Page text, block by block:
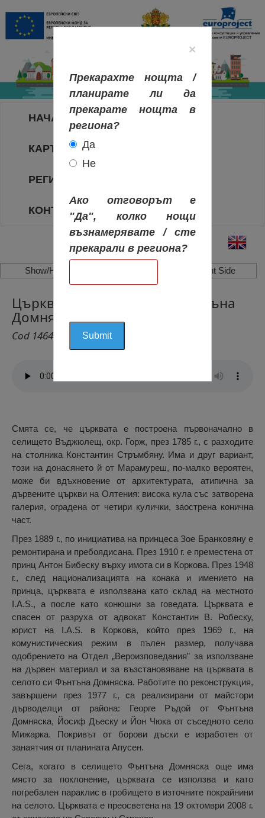
НАЧАЛО
КАРТА НА РЕГИОНИТЕ
РЕГИОНИ
КОНТАКТИ
Show/Hide Left Side Show/Hide Right Side
Църквата „Св. Калиник”, Фънтъна
Домняска
Cod 1464
Смята се, че църквата е построена първоначално в
селището Въджюлещ, окр. Горж, през 1785 г., с разходите
на столника Константин Стръмбяну. Има и друг вариант,
този на донасянето й от Марамуреш, по-малко вероятен,
може би вдъхновение от архитектурата, атипична за
дървените църкви на Олтения: висока кула със затворена
галерия, оградена от четири кулички, заострена конична
част.
През 1889 г., по инициатива на принцеса Зое Бранковяну е
ремонтирана и пребоядисана. През 1910 г. е преместена от
принц Антон Бибеску върху имота си в Коркова. През 1948
г., след национализацията на конака и имението на
принца, църквата е използвана като склад на местното
I.A.S., а после като конюшни за говедата. Църквата е
спасен от разруха от адвокат Константин В. Робеску,
юрист на I.A.S. в Коркова, който през 1969 г., на
комунистическия режим в пълен размер, получава
одобрението на Отдел „Вероизповедания” за използване
на дървен материал и за възстановяване на църквата в
селото си Фънтъна Домняска. Работите по реконструкция,
завършени през 1977 г., са реализирани от майстори
дърводелци от района: Георге Ръдой от Фънтъна
Домняска, Йосиф Дъеску и Йон Чюка от съседното село
Мижарка. Покривът от борови дъски е изработен от
занаятчия от планината Апусен.
Сега, когато в селището Фънтъна Домняска още има
място за поклонение, църквата се използва и като
погребален параклис в гробището в източните покрайнини
на селото. Църквата е преосветена на 19 октомври 2008 г.
×
Прекарахте нощта /
планирате ли да
прекарате нощта в
региона?
Да
Не
Ако отговорът е
"Да", колко нощи
възнамерявате / сте
прекарали в региона?